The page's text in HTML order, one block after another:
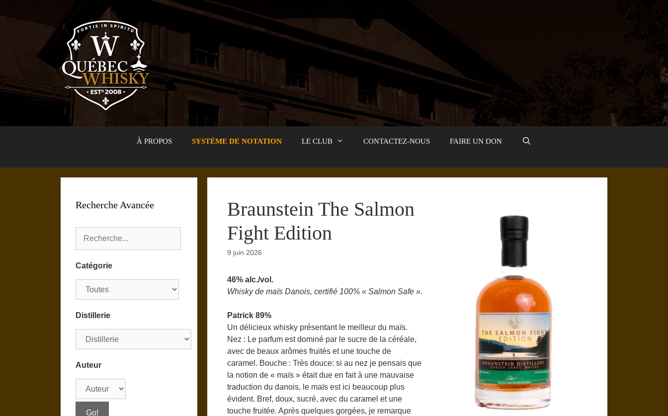
au
À PROPOS SYSTÈME DE NOTATION LE CLUB CONTACTEZ-NOUS FAIRE UN DON
Braunstein The Salmon
Fight Edition
9 juin 2026
46% alc./vol.
Whisky de maïs Danois, certifié 100% « Salmon Safe ».
Patrick 89%
Un délicieux whisky présentant le meilleur du maïs.
Nez : Le parfum est dominé par le sucre de la céréale,
avec de beaux arômes fruités et une touche de
caramel. Bouche : Très douce: si au nez je pensais que
la notion de « maïs » était due en fait à une mauvaise
traduction du danois, le maïs est ici beaucoup plus
évident. Bref, doux, sucré, avec du caramel et une
touche fruitée. Après quelques gorgées, je remarque
Recherche Avancée
Catégorie
Distillerie
Auteur